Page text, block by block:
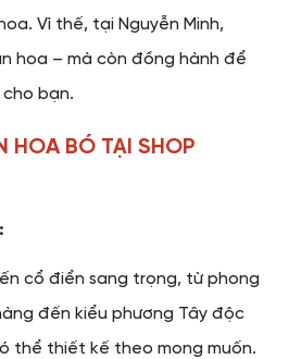
Vì thế, tại Nguyễn Minh,
hoa – mà còn đồng hành để
cho bạn.
HOA BÓ TẠI SHOP
cổ điển sang trọng, từ phong
đến kiểu phương Tây độc
thể thiết kế theo mong muốn.